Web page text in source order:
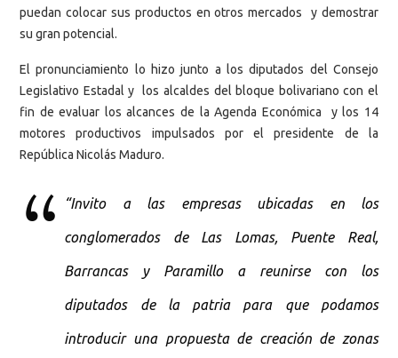
puedan colocar sus productos en otros mercados y demostrar
su gran potencial.
El pronunciamiento lo hizo junto a los diputados del Consejo
Legislativo Estadal y los alcaldes del bloque bolivariano con el
fin de evaluar los alcances de la Agenda Económica y los 14
motores productivos impulsados por el presidente de la
República Nicolás Maduro.
“Invito a las empresas ubicadas en los
conglomerados de Las Lomas, Puente Real,
Barrancas y Paramillo a reunirse con los
diputados de la patria para que podamos
introducir una propuesta de creación de zonas